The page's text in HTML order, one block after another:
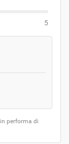
5
performa di